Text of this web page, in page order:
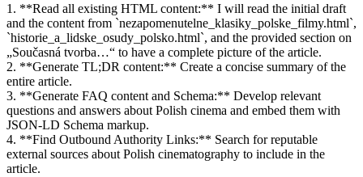
1. **Read all existing HTML content:** I will read the initial draft
and the content from `nezapomenutelne_klasiky_polske_filmy.html`,
`historie_a_lidske_osudy_polsko.html`, and the provided section on
„Současná tvorba…“ to have a complete picture of the article.
2. **Generate TL;DR content:** Create a concise summary of the
entire article.
3. **Generate FAQ content and Schema:** Develop relevant
questions and answers about Polish cinema and embed them with
JSON-LD Schema markup.
4. **Find Outbound Authority Links:** Search for reputable
external sources about Polish cinematography to include in the
article.